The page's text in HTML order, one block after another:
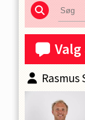
Rasmus